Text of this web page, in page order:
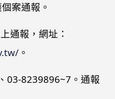
案通報。
通報，網址：
。
03-8239896~7。通報